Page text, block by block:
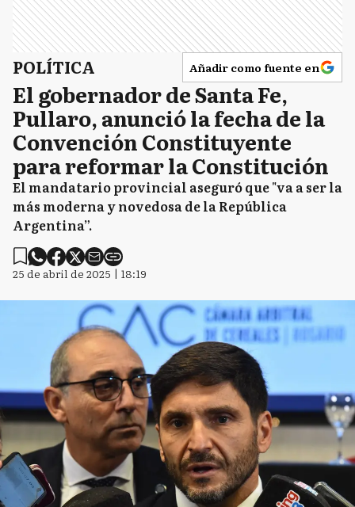
POLÍTICA Añadir como fuente en
El gobernador de Santa Fe,
Pullaro, anunció la fecha de la
Convención Constituyente
para reformar la Constitución
El mandatario provincial aseguró que "va a ser la
más moderna y novedosa de la República
Argentina”.
25 de abril de 2025 | 18:19